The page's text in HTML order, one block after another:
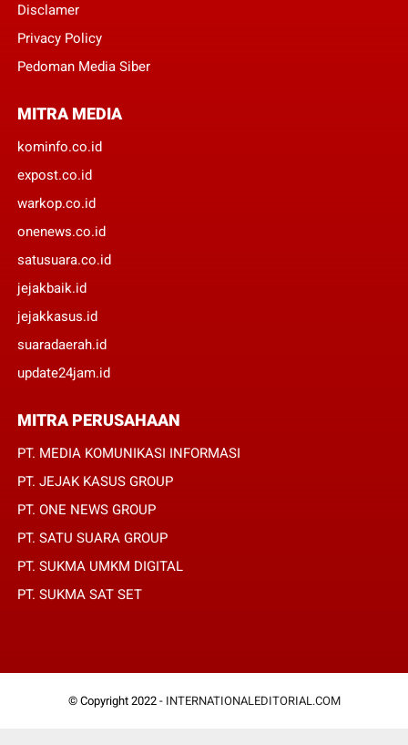
Disclamer
Privacy Policy
Pedoman Media Siber
MITRA MEDIA
kominfo.co.id
expost.co.id
warkop.co.id
onenews.co.id
satusuara.co.id
jejakbaik.id
jejakkasus.id
suaradaerah.id
update24jam.id
MITRA PERUSAHAAN
PT. MEDIA KOMUNIKASI INFORMASI
PT. JEJAK KASUS GROUP
PT. ONE NEWS GROUP
PT. SATU SUARA GROUP
PT. SUKMA UMKM DIGITAL
PT. SUKMA SAT SET
© Copyright 2022 - INTERNATIONALEDITORIAL.COM